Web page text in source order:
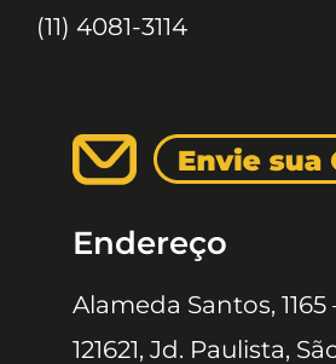
(11) 4081-3114
Endereço
Alameda Santos, 1165
121621, Jd. Paulista,